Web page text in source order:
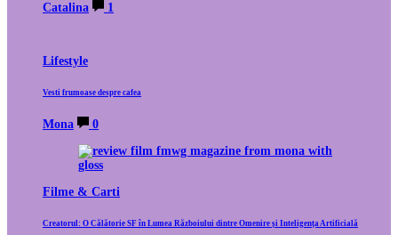
Catalina 1
Lifestyle
Vesti frumoase despre cafea
Mona 0
Filme & Carti
Creatorul: O Călătorie SF în Lumea Războiului dintre Omenire și Inteligența Artificială